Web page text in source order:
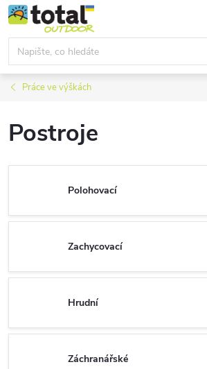
Přejít
na
obsah
Práce ve výškách
Postroje
Polohovací
Zachycovací
Hrudní
Záchranářské